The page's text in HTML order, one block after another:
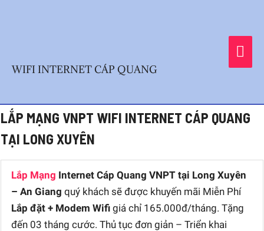
WIFI INTERNET CÁP QUANG
LẮP MẠNG VNPT WIFI INTERNET CÁP QUANG
TẠI LONG XUYÊN
Lắp Mạng Internet Cáp Quang VNPT tại Long Xuyên
– An Giang quý khách sẽ được khuyến mãi Miễn Phí
Lắp đặt + Modem Wifi giá chỉ 165.000đ/tháng. Tặng
đến 03 tháng cước. Thủ tục đơn giản – Triển khai
Post
navigation